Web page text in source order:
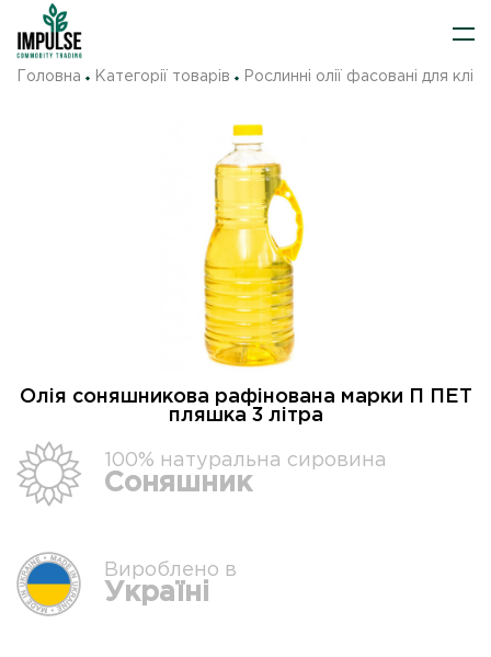
Головна Категорії товарів Рослинні олії фасовані для
Олія соняшникова рафінована марки П ПЕТ
пляшка 3 літра
100% натуральна сировина
Соняшник
Вироблено в
Україні